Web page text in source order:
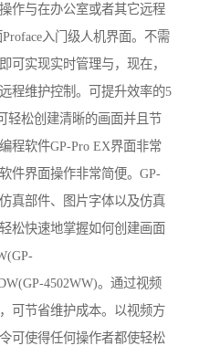
作与在办公室或者其它远程
入门级人机界面。不需
可实现实时管理与，现在，
程维护控制。可提升效率的5
轻松创建清晰的画面并且节
程软件GP-Pro EX界面非常
件界面操作非常简便。GP-
真部件、图片字体以及仿真
松快速地掌握如何创建画面
4502WW)。通过视频
可节省维护成本。以视频方
可使得任何操作者都使轻松